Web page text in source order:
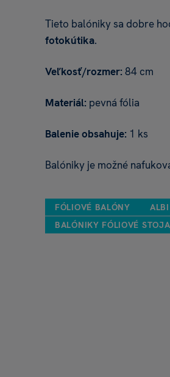
Tieto balóniky sa dobre
fotokútika.
Veľkosť/rozmer: 84 cm
Materiál: pevná fólia
Balenie obsahuje: 1 ks
Balóniky je možné
FÓLIOVÉ BALÓNY
ALBI
BALÓNIKY FÓLIOVÉ